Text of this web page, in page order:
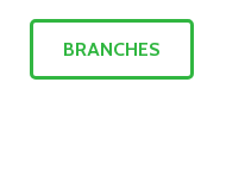
BRANCHES